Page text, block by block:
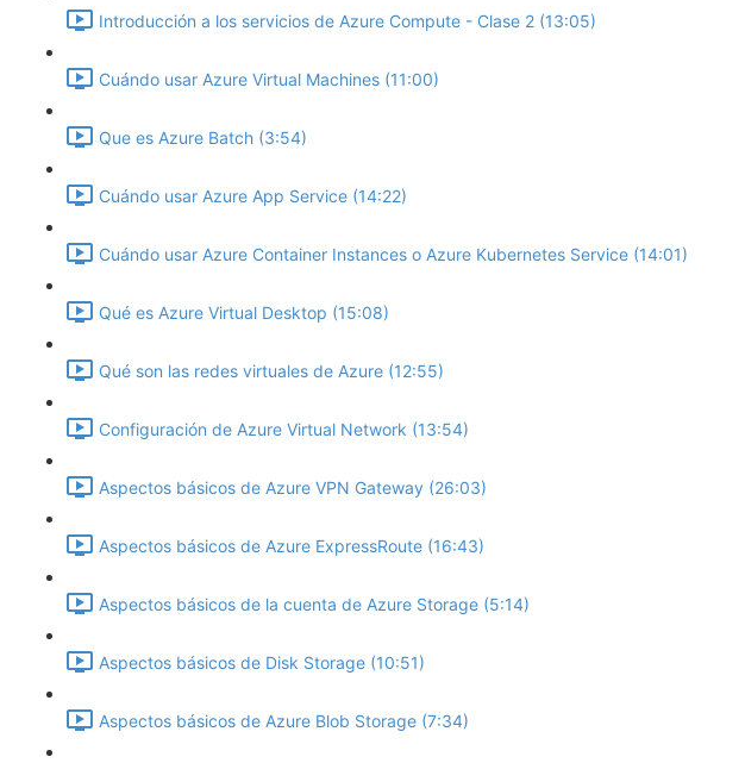
Introducción a los servicios de Azure Compute - Clase 2 (13:05)
Cuándo usar Azure Virtual Machines (11:00)
Que es Azure Batch (3:54)
Cuándo usar Azure App Service (14:22)
Cuándo usar Azure Container Instances o Azure Kubernetes Service (14:01)
Qué es Azure Virtual Desktop (15:08)
Qué son las redes virtuales de Azure (12:55)
Configuración de Azure Virtual Network (13:54)
Aspectos básicos de Azure VPN Gateway (26:03)
Aspectos básicos de Azure ExpressRoute (16:43)
Aspectos básicos de la cuenta de Azure Storage (5:14)
Aspectos básicos de Disk Storage (10:51)
Aspectos básicos de Azure Blob Storage (7:34)